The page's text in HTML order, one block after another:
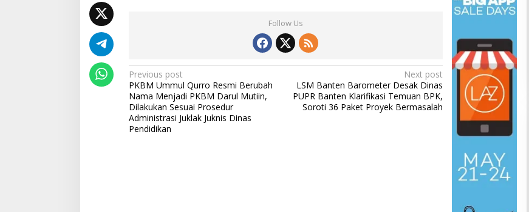
Follow Us
Post
navigation
Previous post
PKBM Ummul Qurro Resmi Berubah
Nama Menjadi PKBM Darul Mutiin,
Dilakukan Sesuai Prosedur
Administrasi Juklak Juknis Dinas
Pendidikan
Next post
LSM Banten Barometer Desak Dinas
PUPR Banten Klarifikasi Temuan BPK,
Soroti 36 Paket Proyek Bermasalah